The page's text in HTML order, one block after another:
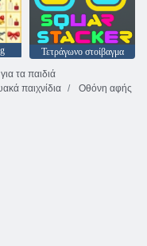
Τετράγωνο στοίβαγμα
τα παιδιά
παιχνίδια
Οθόνη αφής